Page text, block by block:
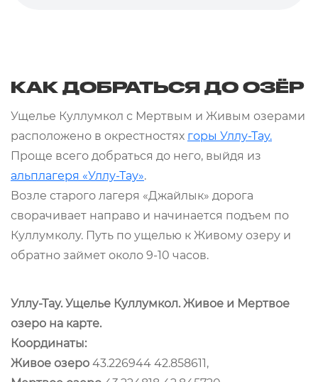
КАК ДОБРАТЬСЯ ДО ОЗЁР
Ущелье Куллумкол с Мертвым и Живым озерами
расположено в окрестностях горы Уллу-Тау.
Проще всего добраться до него, выйдя из
альплагеря «Уллу-Тау».
Возле старого лагеря «Джайлык» дорога
сворачивает направо и начинается подъем по
Куллумколу. Путь по ущелью к Живому озеру и
обратно займет около 9-10 часов.
Уллу-Тау. Ущелье Куллумкол. Живое и Мертвое
озеро на карте.
Координаты:
Живое озеро 43.226944 42.858611,